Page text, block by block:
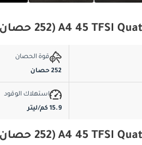
قوة الحصان
252 حصان
استهلاك الوقود
15.9 كم/ليتر